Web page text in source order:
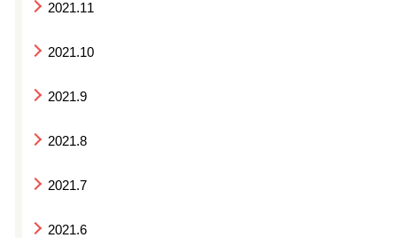
2021.11
2021.10
2021.9
2021.8
2021.7
2021.6